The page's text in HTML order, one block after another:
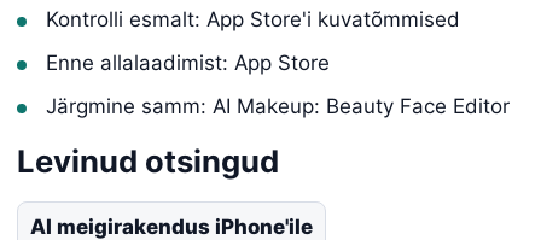
Kontrolli esmalt: App Store'i kuvatõmmised
Enne allalaadimist: App Store
Järgmine samm: AI Makeup: Beauty Face Editor
Levinud otsingud
AI meigirakendus iPhone'ile